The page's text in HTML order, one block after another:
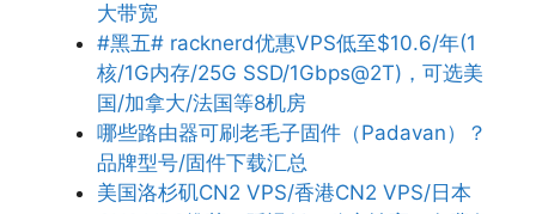
大带宽
#黑五# racknerd优惠VPS低至$10.6/年(1
核/1G内存/25G SSD/1Gbps@2T)，可选美
国/加拿大/法国等8机房
哪些路由器可刷老毛子固件（Padavan）？
品牌型号/固件下载汇总
美国洛杉矶CN2 VPS/香港CN2 VPS/日本